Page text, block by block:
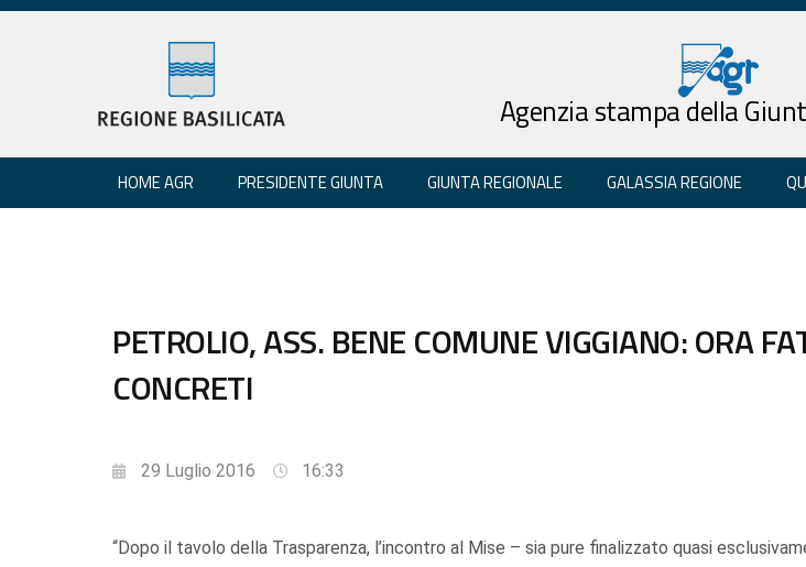
Agenzia stampa della
HOME AGR PRESIDENTE GIUNTA GIUNTA REGIONALE GALASSIA REGIONE
PETROLIO, ASS. BENE COMUNE VIGGIANO: ORA
CONCRETI
29 Luglio 2016 16:33
“Dopo il tavolo della Trasparenza, l’incontro al Mise – sia pure finalizzato quasi